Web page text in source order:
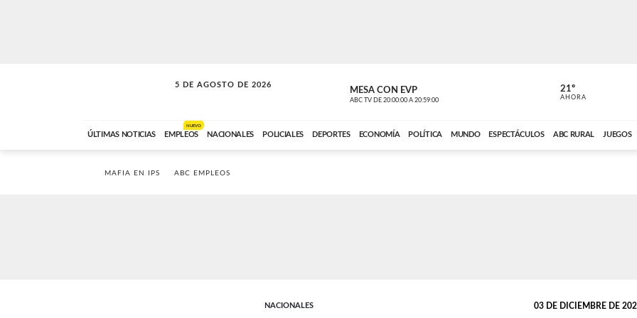
5 DE AGOSTO DE 2026
SOLO MÚSICA MESA CON EVP
ABC TV DE 20:00:00 A 20:59:00 ABC CARDINAL
21º
AHORA
ÚLTIMAS NOTICIAS EMPLEOS
NUEVO
NACIONALES POLICIALES DEPORTES ECONOMÍA POLÍTICA MUNDO ESPECTÁCULOS ABC RURAL JUEGOS
MAFIA EN IPS ABC EMPLEOS
NACIONALES 03 DE DICIEMBRE DE